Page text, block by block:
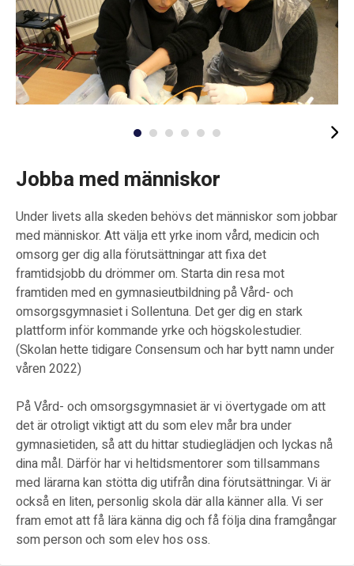
Jobba med människor
Under livets alla skeden behövs det människor som jobbar
med människor. Att välja ett yrke inom vård, medicin och
omsorg ger dig alla förutsättningar att fixa det
framtidsjobb du drömmer om. Starta din resa mot
framtiden med en gymnasieutbildning på Vård- och
omsorgsgymnasiet i Sollentuna. Det ger dig en stark
plattform inför kommande yrke och högskolestudier.
(Skolan hette tidigare Consensum och har bytt namn under
våren 2022)
På Vård- och omsorgsgymnasiet är vi övertygade om att
det är otroligt viktigt att du som elev mår bra under
gymnasietiden, så att du hittar studieglädjen och lyckas nå
dina mål. Därför har vi heltidsmentorer som tillsammans
med lärarna kan stötta dig utifrån dina förutsättningar. Vi är
också en liten, personlig skola där alla känner alla. Vi ser
fram emot att få lära känna dig och få följa dina framgångar
som person och som elev hos oss.